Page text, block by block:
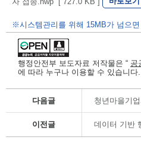
※시스템관리를 위해 15MB가 넘으
행정안전부 보도자료 저작물은 “ 공
에 따라 누구나 이용할 수 있습니다.
다음글
이전글